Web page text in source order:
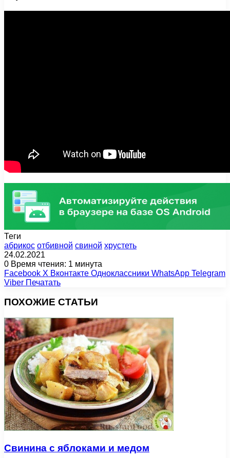
Теги
абрикос отбивной свиной хрустеть
24.02.2021
0 Время чтения: 1 минута
Facebook X Вконтакте Одноклассники WhatsApp Telegram
Viber Печатать
ПОХОЖИЕ СТАТЬИ
Свинина с яблоками и медом